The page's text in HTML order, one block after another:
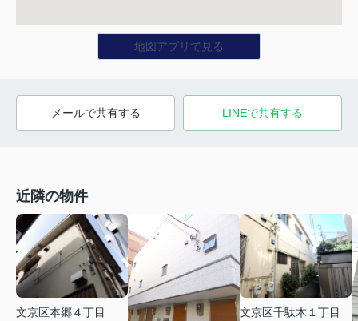
地図アプリで見る
メールで共有する LINEで共有する
近隣の物件
文京区本郷４丁目
文京区千駄木１丁目